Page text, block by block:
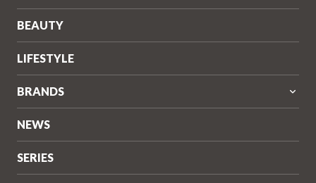
BEAUTY
LIFESTYLE
BRANDS
NEWS
SERIES